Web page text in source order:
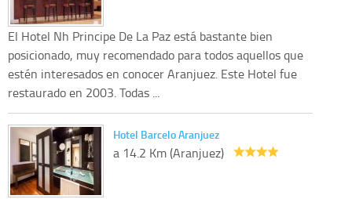
El Hotel Nh Principe De La Paz está bastante bien
posicionado, muy recomendado para todos aquellos que
estén interesados en conocer Aranjuez. Este Hotel fue
restaurado en 2003. Todas ...
Hotel Barcelo Aranjuez
a 14.2 Km (Aranjuez)